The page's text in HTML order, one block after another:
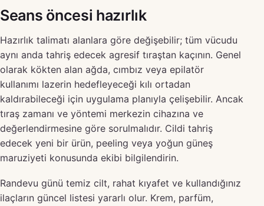
Seans öncesi hazırlık
Hazırlık talimatı alanlara göre değişebilir; tüm vücudu
aynı anda tahriş edecek agresif tıraştan kaçının. Genel
olarak kökten alan ağda, cımbız veya epilatör
kullanımı lazerin hedefleyeceği kılı ortadan
kaldırabileceği için uygulama planıyla çelişebilir. Ancak
tıraş zamanı ve yöntemi merkezin cihazına ve
değerlendirmesine göre sorulmalıdır. Cildi tahriş
edecek yeni bir ürün, peeling veya yoğun güneş
maruziyeti konusunda ekibi bilgilendirin.
Randevu günü temiz cilt, rahat kıyafet ve kullandığınız
ilaçların güncel listesi yararlı olur. Krem, parfüm,